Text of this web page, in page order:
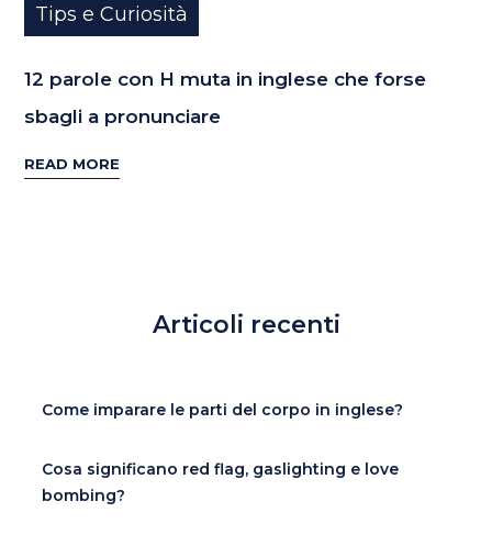
Tips e Curiosità
12 parole con H muta in inglese che forse
sbagli a pronunciare
READ MORE
Articoli recenti
Come imparare le parti del corpo in inglese?
Cosa significano red flag, gaslighting e love
bombing?